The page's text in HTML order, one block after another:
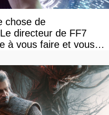
chose de
directeur de FF7
à vous faire et vous